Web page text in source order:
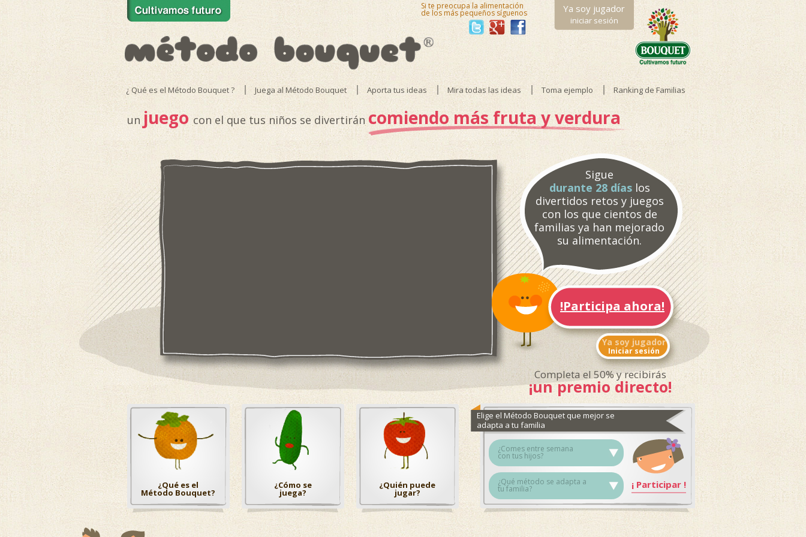
Si te preocupa la alimentación
de los más pequeños síguenos Ya soy jugador
iniciar sesión
¿ Qué es el Método Bouquet ? Juega al Método Bouquet Aporta tus ideas Mira todas las ideas Toma ejemplo Ranking de Familias
un juego con el que tus niños se divertirán comiendo más fruta y verdura
Sigue
durante 28 días los
divertidos retos y juegos
con los que cientos de
familias ya han mejorado
su alimentación.
!Participa ahora!
Ya soy jugador
Iniciar sesión
Completa el 50% y recibirás
¡un premio directo!
¿Qué es el
Método Bouquet?
¿Cómo se
juega?
¿Quién puede
jugar?
Elige el Método Bouquet que mejor se
adapta a tu familia
¡ Participar !
¿Qué método se adapta a
tu familia?
¿Comes entre semana
con tus hijos?